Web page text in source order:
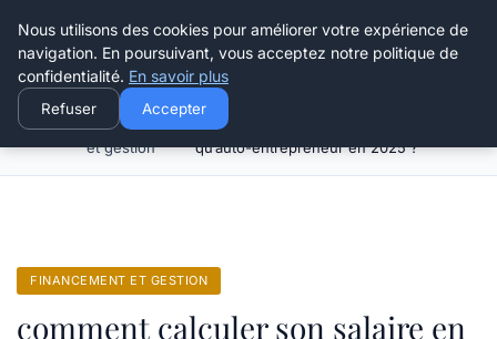
Henry Panky
Financement
et gestion
comment calculer son salaire en tant
qu’auto-entrepreneur en 2025 ?
FINANCEMENT ET GESTION
comment calculer son salaire en
Nous utilisons des cookies pour améliorer votre expérience de
navigation. En poursuivant, vous acceptez notre politique de
confidentialité. En savoir plus
Refuser Accepter